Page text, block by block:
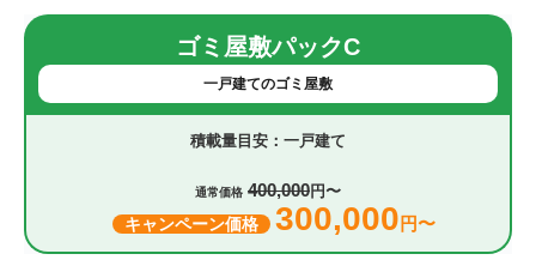
ゴミ屋敷パックC
一戸建てのゴミ屋敷
一戸建て
通常価格 400,000円〜
キャンペーン価格 300,000 円〜